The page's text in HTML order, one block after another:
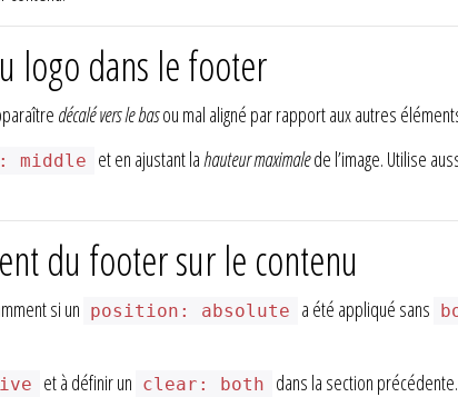
logo dans le footer
décalé vers le basou mal aligné par rapport aux autres
middle et en ajustant lahauteur maximalede l’image. Utilise
du footer sur le contenu
si un position: absolute a été appliqué sans
et à définir un clear: both
dans la section